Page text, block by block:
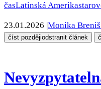
časLatinská Amerika
23.01.2026 |Monika
číst pozdějiodstranit článek